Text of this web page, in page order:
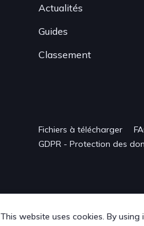
This website uses cookies. By using
Actualités
Guides
Classement
Fichiers à télécharger
GDPR - Protection des